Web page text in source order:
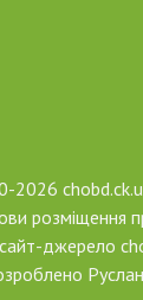
розміщення
сайт-джерело